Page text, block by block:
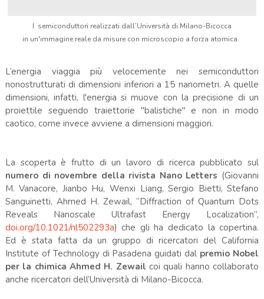
I semiconduttori realizzati dall’Università di Milano-Bicocca
in un'immagine reale da misure con microscopio a forza atomica.
L’energia viaggia più velocemente nei semiconduttori
nonostrutturati di dimensioni inferiori a 15 nanometri. A quelle
dimensioni, infatti, l'energia si muove con la precisione di un
proiettile seguendo traiettorie "balistiche" e non in modo
caotico, come invece avviene a dimensioni maggiori.
La scoperta è frutto di un lavoro di ricerca pubblicato sul
numero di novembre della rivista Nano Letters (Giovanni
M. Vanacore, Jianbo Hu, Wenxi Liang, Sergio Bietti, Stefano
Sanguinetti, Ahmed H. Zewail, “Diffraction of Quantum Dots
Reveals Nanoscale Ultrafast Energy Localization”,
doi.org/10.1021/nl502293a) che gli ha dedicato la copertina.
Ed è stata fatta da un gruppo di ricercatori del California
Institute of Technology di Pasadena guidati dal premio Nobel
per la chimica Ahmed H. Zewailcoi quali hanno collaborato
anche ricercatori dell’Università di Milano-Bicocca.